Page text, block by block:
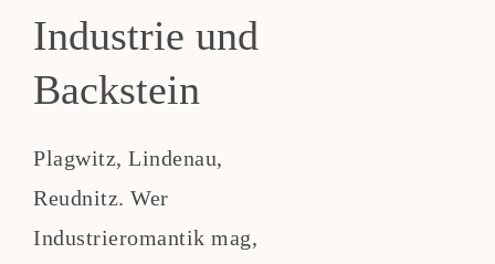
Industrie und
Backstein
Plagwitz, Lindenau,
Reudnitz. Wer
Industrieromantik mag,